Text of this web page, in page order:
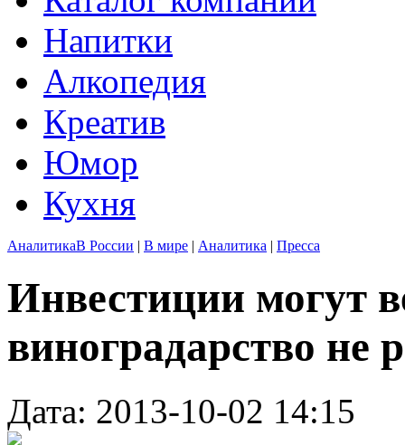
Напитки
Алкопедия
Креатив
Юмор
Кухня
АналитикаВ России | В мире | Аналитика | Пресса
Инвестиции могут
виноградарство не
Дата: 2013-10-02 14:15